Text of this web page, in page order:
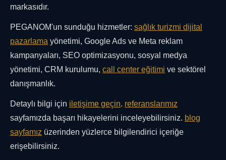
markasıdır.
PEGANOM'un sunduğu hizmetler: sağlık turizmi dijital
pazarlama yönetimi, Google Ads ve Meta reklam
kampanyaları, SEO optimizasyonu, sosyal medya
yönetimi, CRM kurulumu, call center eğitimi ve sektörel
danışmanlık.
Detaylı bilgi için iletişime geçin. referanslarımız
sayfamızda başarı hikayelerini inceleyebilirsiniz. blog
sayfamız üzerinden yüzlerce bilgilendirici içeriğe
erişebilirsiniz.